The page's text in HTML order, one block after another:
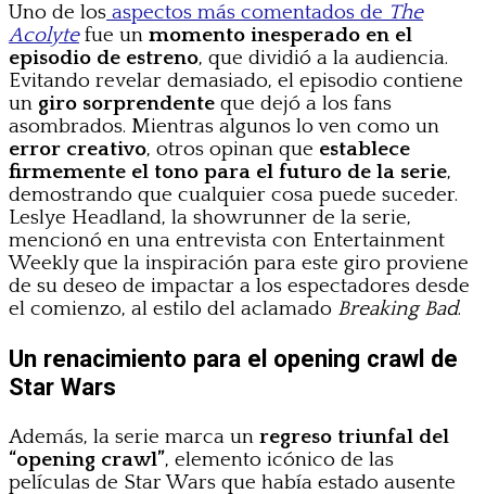
Uno de los aspectos más comentados de The
Acolytefue un momento inesperado en el
episodio de estreno, que dividió a la audiencia.
Evitando revelar demasiado, el episodio contiene
un giro sorprendente que dejó a los fans
asombrados. Mientras algunos lo ven como un
error creativo, otros opinan que establece
firmemente el tono para el futuro de la serie,
demostrando que cualquier cosa puede suceder.
Leslye Headland, la showrunner de la serie,
mencionó en una entrevista con Entertainment
Weekly que la inspiración para este giro proviene
de su deseo de impactar a los espectadores desde
el comienzo, al estilo del aclamado Breaking Bad.
Un renacimiento para el opening crawl de
Star Wars
Además, la serie marca un regreso triunfal del
“opening crawl”, elemento icónico de las
películas de Star Wars que había estado ausente